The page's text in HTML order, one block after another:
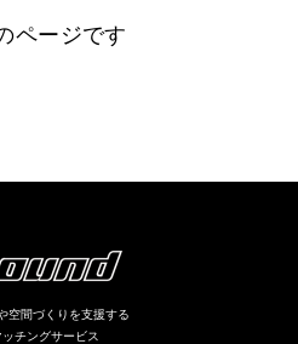
ページです
空間づくりを支援する
チングサービス